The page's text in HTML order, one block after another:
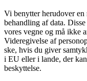
Vi benytter herudover
behandling af data.
vores vegne og må ikke
Videregivelse af
ske, hvis du giver
i EU eller i lande, der
beskyttelse.